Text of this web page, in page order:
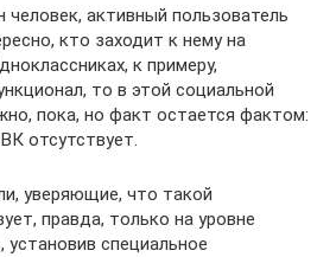
человек, активный пользователь
кто заходит к нему на
к примеру,
то в этой социальной
пока, но факт остается фактом:
отсутствует.
уверяющие, что такой
правда, только на уровне
специальное